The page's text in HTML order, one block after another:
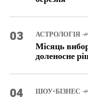
03 АСТРОЛОГІЯ
Місяць
доленосне
04 ШОУ-БІЗНЕС